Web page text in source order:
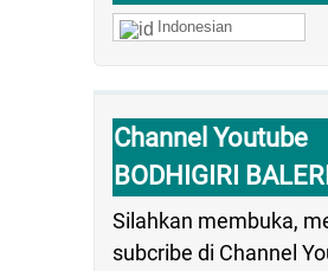
Indonesian
Channel Youtube
BODHIGIRI
Silahkan membuka,
subcribe di Channel